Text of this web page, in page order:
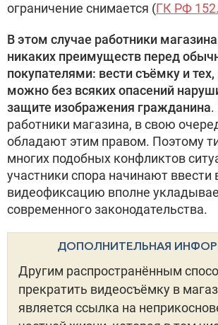
ограничение снимается (ГК РФ
В этом случае работники
никаких преимуществ перед
покупателями: вести съёмку и тех,
можно без всяких опасений
защите изображения гражданина.
работники магазина, в свою
обладают этим правом. Поэтому
многих подобных конфликтов
участники спора начинают
видеофиксацию вполне
современного законодательства.
ДОПОЛНИТЕЛЬНАЯ
Другим распространённым
прекратить видеосъёмку в
является ссылка на